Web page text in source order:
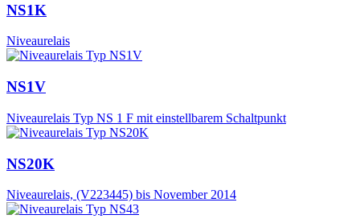
NS1K
Niveaurelais
NS1V
Niveaurelais Typ NS 1 F mit einstellbarem Schaltpunkt
NS20K
Niveaurelais, (V223445) bis November 2014